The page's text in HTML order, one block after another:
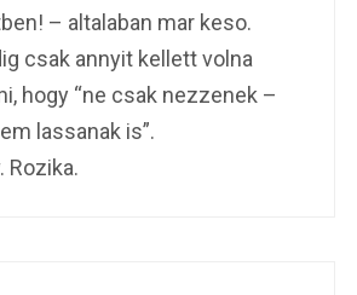
– altalaban mar keso.
csak annyit kellett volna
hogy “ne csak nezzenek –
lassanak is”.
Rozika.